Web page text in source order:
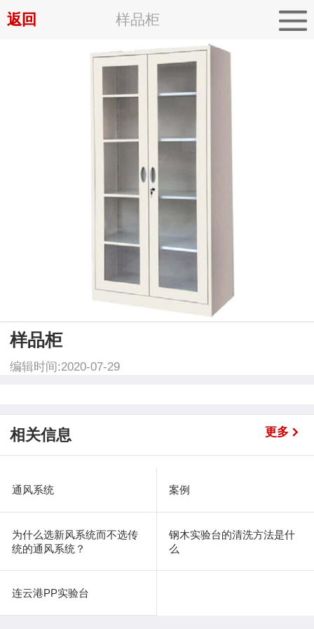
返回 样品柜
样品柜
编辑时间:2020-07-29
相关信息 更多
通风系统 案例
为什么选新风系统而不选传
统的通风系统？
钢木实验台的清洗方法是什
么
连云港PP实验台